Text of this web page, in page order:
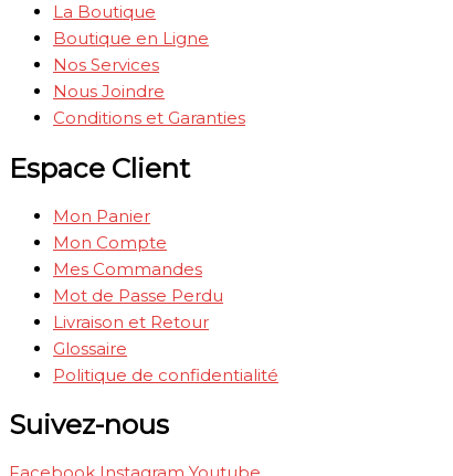
La Boutique
Boutique en Ligne
Nos Services
Nous Joindre
Conditions et Garanties
Espace Client
Mon Panier
Mon Compte
Mes Commandes
Mot de Passe Perdu
Livraison et Retour
Glossaire
Politique de confidentialité
Suivez-nous